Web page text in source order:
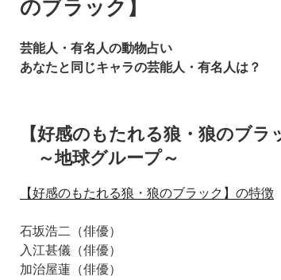
のブラック】
芸能人・有名人の動物占い
あなたと同じキャラの芸能人・有名人は？
【好感のもたれる狼・狼のブラ
～地球グループ～
【好感のもたれる狼・狼のブラック】の特徴
石坂浩二（俳優）
入江甚儀（俳優）
加治屋蓮（俳優）